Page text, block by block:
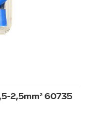
2,5mm² 60735